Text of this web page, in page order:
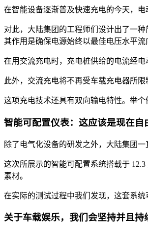
在智能设备逐渐普及快速充电的今天，电
对此，大陆集团的工程师们设计出了一
其作用是确保电源始终以最佳电压水平流
在用交流充电时，充电桩供给的电流经
此外，交流充电将不再受车载充电器所限
这项充电技术还具有双向输电特性。举
智能可配置仪表：这应该是现在自
除了电气化设备的研发之外，大陆集团一
这次所展示的智能可配置系统搭载于
素材。
在实际的测试过程中我们发现，这套系
关于车载娱乐，我们会坚持并且持